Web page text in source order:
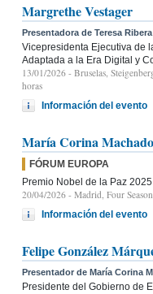
Margrethe Vestager
Presentadora de Teresa
Vicepresidenta Ejecutiva de
Adaptada a la Era Digital y
13/01/2026 - Bruselas,
horas
Información del evento
María Corina Machado
FÓRUM EUROPA
Premio Nobel de la Paz
20/04/2026 - Madrid, Four
Información del evento
Felipe González
Presentador de María Corina
Presidente del Gobierno de